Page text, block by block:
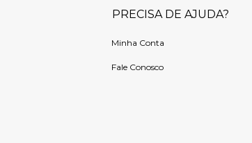
PRECISA DE AJUDA?
Minha Conta
Fale Conosco